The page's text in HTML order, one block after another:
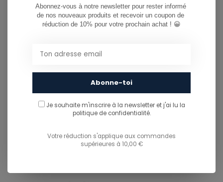
081/260.730
PARTAGER CE PRODUIT
TU POURRAIS AUSSI AIMER...
Abonnez-vous à notre newsletter pour rester informé
de nos nouveaux produits et recevoir un coupon de
réduction de 10% pour votre prochain achat ! 😀
Abonne-toi
Je souhaite m'inscrire à la newsletter et j'ai lu la
politique de confidentialité.
Votre réduction s'applique aux commandes
supérieures à 10,00 €